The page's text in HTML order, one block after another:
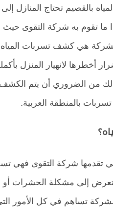
بالقصيم تحتاج المنازل
ما تقوم به شركة التقوى
الشركة هي كشف تسربات
أخطرها لانهيار المنزل
من الضروري أن يتم
بالمنطقة العربية.
التي تقدمها شركة التقوى
إلى مشكلة الحشرات أو
تساهم في كل الأمور